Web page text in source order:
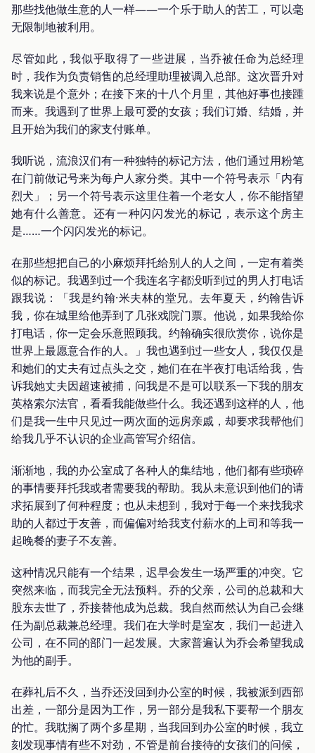
那些找他做生意的人一样——一个乐于助人的苦工，可以毫
无限制地被利用。
尽管如此，我似乎取得了一些进展，当乔被任命为总经理
时，我作为负责销售的总经理助理被调入总部。这次晋升对
我来说是个意外；在接下来的十八个月里，其他好事也接踵
而来。我遇到了世界上最可爱的女孩；我们订婚、结婚，并
且开始为我们的家支付账单。
我听说，流浪汉们有一种独特的标记方法，他们通过用粉笔
在门前做记号来为每户人家分类。其中一个符号表示「内有
烈犬」；另一个符号表示这里住着一个老女人，你不能指望
她有什么善意。还有一种闪闪发光的标记，表示这个房主
是……一个闪闪发光的标记。
在那些想把自己的小麻烦拜托给别人的人之间，一定有着类
似的标记。我遇到过一个我连名字都没听到过的男人打电话
跟我说：「我是约翰·米夫林的堂兄。去年夏天，约翰告诉
我，你在城里给他弄到了几张戏院门票。他说，如果我给你
打电话，你一定会乐意照顾我。约翰确实很欣赏你，说你是
世界上最愿意合作的人。」我也遇到过一些女人，我仅仅是
和她们的丈夫有过点头之交，她们在在半夜打电话给我，告
诉我她丈夫因超速被捕，问我是不是可以联系一下我的朋友
英格索尔法官，看看我能做些什么。我还遇到这样的人，他
们是我一生中只见过一两次面的远房亲戚，却要求我帮他们
给我几乎不认识的企业高管写介绍信。
渐渐地，我的办公室成了各种人的集结地，他们都有些琐碎
的事情要拜托我或者需要我的帮助。我从未意识到他们的请
求拓展到了何种程度；也从未想到，我对于每一个来找我求
助的人都过于友善，而偏偏对给我支付薪水的上司和等我一
起晚餐的妻子不友善。
这种情况只能有一个结果，迟早会发生一场严重的冲突。它
突然来临，而我完全无法预料。乔的父亲，公司的总裁和大
股东去世了，乔接替他成为总裁。我自然而然认为自己会继
任为副总裁兼总经理。我们在大学时是室友，我们一起进入
公司，在不同的部门一起发展。大家普遍认为乔会希望我成
为他的副手。
在葬礼后不久，当乔还没回到办公室的时候，我被派到西部
出差，一部分是因为工作，另一部分是我私下要帮一个朋友
的忙。我耽搁了两个多星期，当我回到办公室的时候，我立
刻发现事情有些不对劲，不管是前台接待的女孩们的问候，